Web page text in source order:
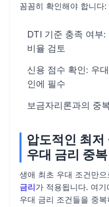
꼼꼼히 확인해야 합니다:
DTI 기준 충족 여부
비율 검토
신용 점수 확인: 우
인에 필수
보금자리론과의 중
압도적인 최저
우대 금리 중
생애 최초 우대 조건만
금리가 적용됩니다. 여
우대 금리 조건들을 중